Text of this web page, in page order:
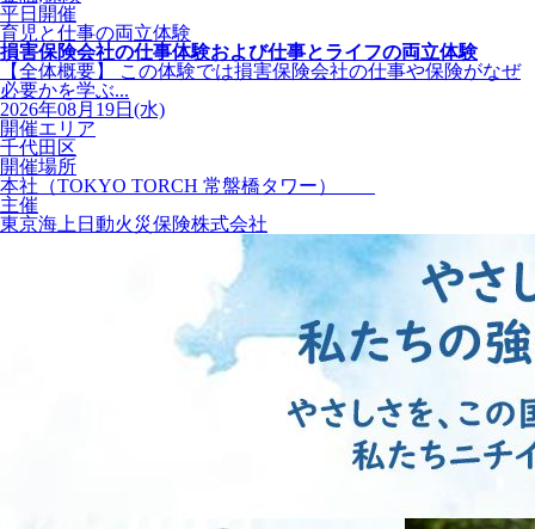
平日開催
育児と仕事の両立体験
損害保険会社の仕事体験および仕事とライフの両立体験
【全体概要】 この体験では損害保険会社の仕事や保険がなぜ
必要かを学ぶ...
2026年08月19日(水)
開催エリア
千代田区
開催場所
本社（TOKYO TORCH 常盤橋タワー）
主催
東京海上日動火災保険株式会社